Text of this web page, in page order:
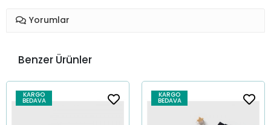
Yorumlar
Benzer Ürünler
KARGO
BEDAVA
KARGO
BEDAVA